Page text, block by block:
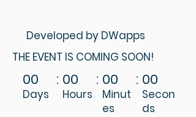
Secon
ds
Minut
es
Hours
Days
00
:
00
:
00
:
00
THE EVENT IS COMING SOON!
Developed by DWapps